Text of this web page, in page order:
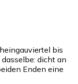
bis
dicht an
Enden eine